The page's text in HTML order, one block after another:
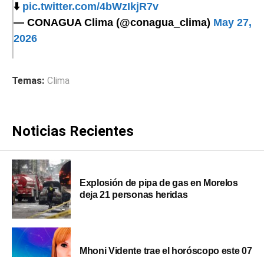
⬇️ pic.twitter.com/4bWzIkjR7v
— CONAGUA Clima (@conagua_clima) May 27,
2026
Temas: Clima
Noticias Recientes
Explosión de pipa de gas en Morelos
deja 21 personas heridas
Mhoni Vidente trae el horóscopo este 07